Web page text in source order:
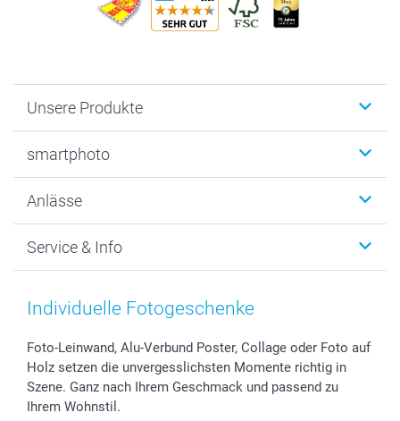
Unsere Produkte
Fotogeschenke
MyNameBook
Fotoabzüge, Fotos als Buch & Poster
Zubehör & Material
Sticker & Etiketten
Geschenk-Gutscheine (PDF)
smartphoto
Warum smartphoto
Datenschutz
AGB
Presse
Partnerprogramme
Investor Relations
Anlässe
Neujahr
Muttertag
Kommunion & Konfirmation
Hochzeit
Geburtstag
Service & Info
Preise und Versandkosten
48h Lieferung
Zahlungsmöglichkeiten
Anmelden /Registrieren
Individuelle Fotogeschenke
Foto-Leinwand, Alu-Verbund Poster, Collage oder Foto auf
Holz setzen die unvergesslichsten Momente richtig in
Szene. Ganz nach Ihrem Geschmack und passend zu
Ihrem Wohnstil.